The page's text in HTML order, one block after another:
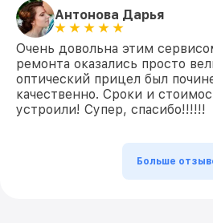
Антонова Дарья
Очень довольна этим
ремонта оказались просто
оптический прицел был
качественно. Сроки и
устроили! Супер, спасибо!!!!!!
Больше